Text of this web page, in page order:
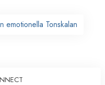
emotionella Tonskalan